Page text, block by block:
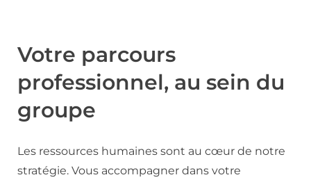
Votre parcours
professionnel, au sein du
groupe
Les ressources humaines sont au cœur de notre
stratégie. Vous accompagner dans votre